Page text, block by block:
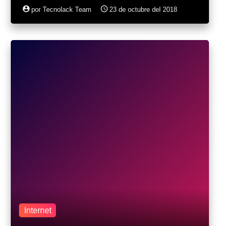
account_circle por Tecnolack Team access_time 23 de octubre del 2018
Internet